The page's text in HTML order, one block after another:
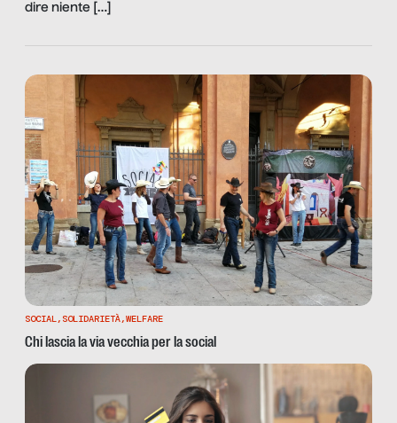
dire niente […]
SOCIAL, SOLIDARIETÀ,WELFARE
Chi lascia la via vecchia per la social